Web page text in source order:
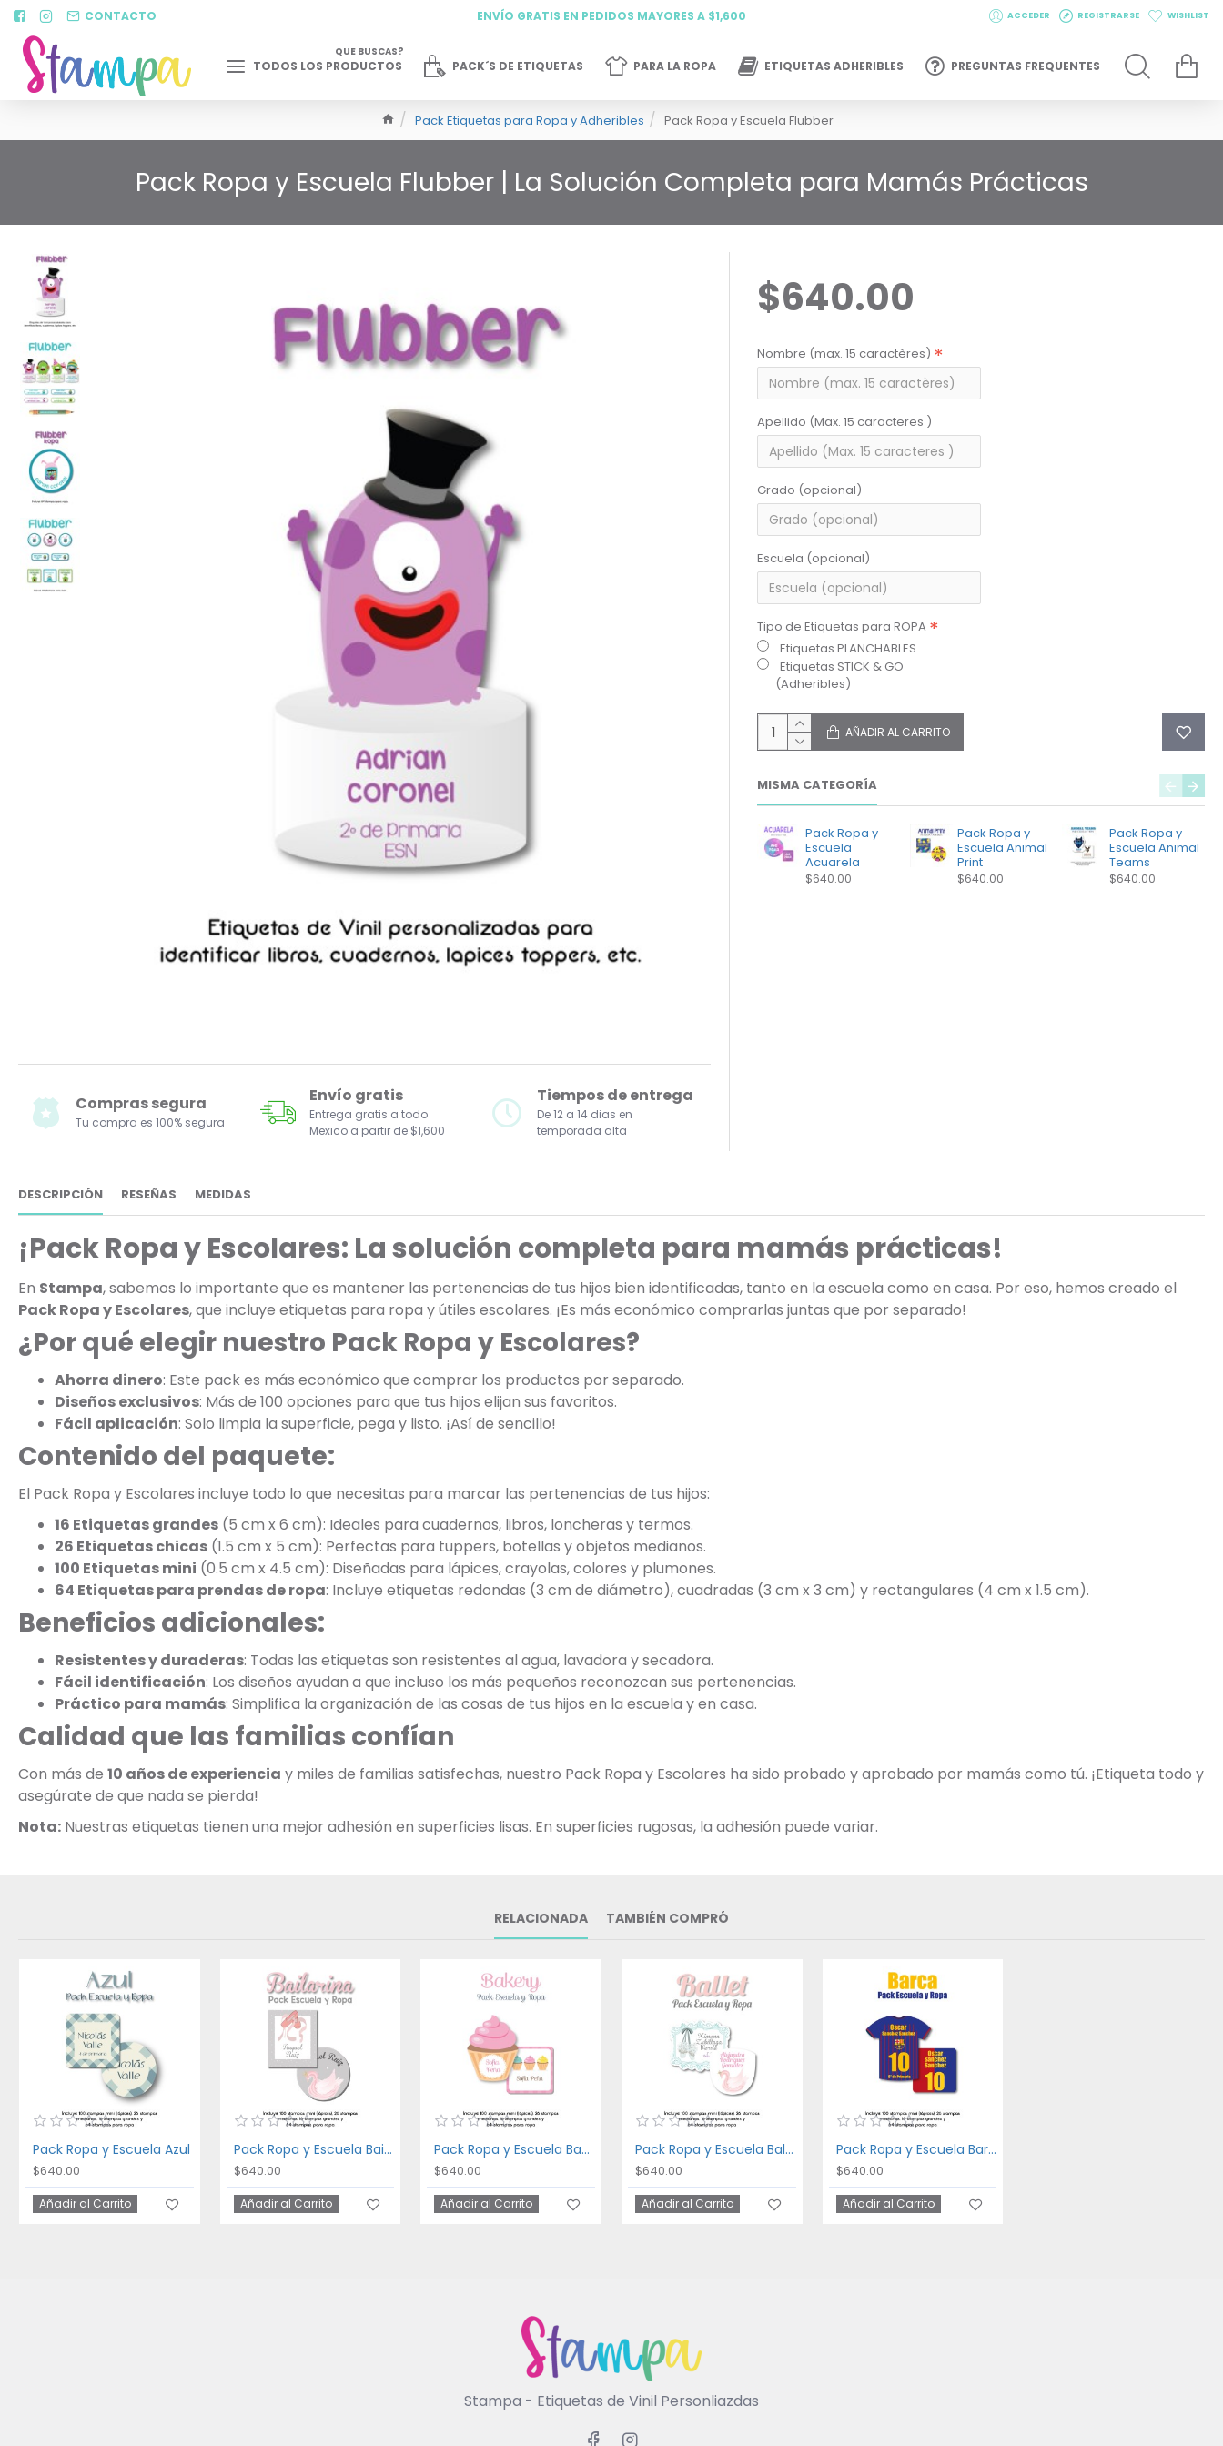
CONTACTO ENVÍO GRATIS EN PEDIDOS MAYORES A $1,600 ACCEDER REGISTRARSE WISHLIST
TODOS LOS PRODUCTOS
QUE BUSCAS?
PACK´S DE ETIQUETAS PARA LA ROPA ETIQUETAS ADHERIBLES PREGUNTAS FREQUENTES
Pack Etiquetas para Ropa y Adheribles Pack Ropa y Escuela Flubber
Pack Ropa y Escuela Flubber | La Solución Completa para Mamás Prácticas
Compras segura
Tu compra es 100% segura
Envío gratis
Entrega gratis a todo
Mexico a partir de $1,600
Tiempos de entrega
De 12 a 14 dias en
temporada alta
$640.00
Nombre (max. 15 caractères)
Apellido (Max. 15 caracteres )
Grado (opcional)
Escuela (opcional)
Tipo de Etiquetas para ROPA
Etiquetas PLANCHABLES
Etiquetas STICK & GO
(Adheribles)
AÑADIR AL CARRITO
MISMA CATEGORÍA
Pack Ropa y
Escuela
Acuarela
$640.00
Pack Ropa y
Escuela Animal
Print
$640.00
Pack Ropa y
Escuela Animal
Teams
$640.00
DESCRIPCIÓN RESEÑAS MEDIDAS
¡Pack Ropa y Escolares: La solución completa para mamás prácticas!
En Stampa, sabemos lo importante que es mantener las pertenencias de tus hijos bien identificadas, tanto en la escuela como en casa. Por eso, hemos creado el
Pack Ropa y Escolares, que incluye etiquetas para ropa y útiles escolares. ¡Es más económico comprarlas juntas que por separado!
¿Por qué elegir nuestro Pack Ropa y Escolares?
Ahorra dinero: Este pack es más económico que comprar los productos por separado.
Diseños exclusivos: Más de 100 opciones para que tus hijos elijan sus favoritos.
Fácil aplicación: Solo limpia la superficie, pega y listo. ¡Así de sencillo!
Contenido del paquete:
El Pack Ropa y Escolares incluye todo lo que necesitas para marcar las pertenencias de tus hijos:
16 Etiquetas grandes (5 cm x 6 cm): Ideales para cuadernos, libros, loncheras y termos.
26 Etiquetas chicas (1.5 cm x 5 cm): Perfectas para tuppers, botellas y objetos medianos.
100 Etiquetas mini (0.5 cm x 4.5 cm): Diseñadas para lápices, crayolas, colores y plumones.
64 Etiquetas para prendas de ropa: Incluye etiquetas redondas (3 cm de diámetro), cuadradas (3 cm x 3 cm) y rectangulares (4 cm x 1.5 cm).
Beneficios adicionales:
Resistentes y duraderas: Todas las etiquetas son resistentes al agua, lavadora y secadora.
Fácil identificación: Los diseños ayudan a que incluso los más pequeños reconozcan sus pertenencias.
Práctico para mamás: Simplifica la organización de las cosas de tus hijos en la escuela y en casa.
Calidad que las familias confían
Con más de 10 años de experiencia y miles de familias satisfechas, nuestro Pack Ropa y Escolares ha sido probado y aprobado por mamás como tú. ¡Etiqueta todo y
asegúrate de que nada se pierda!
Nota: Nuestras etiquetas tienen una mejor adhesión en superficies lisas. En superficies rugosas, la adhesión puede variar.
RELACIONADA TAMBIÉN COMPRÓ
Pack Ropa y Escuela Azul
$640.00
Añadir al Carrito
Pack Ropa y Escuela Bailarina
$640.00
Añadir al Carrito
Pack Ropa y Escuela Bakery
$640.00
Añadir al Carrito
Pack Ropa y Escuela Ballet
$640.00
Añadir al Carrito
Pack Ropa y Escuela Barca
$640.00
Añadir al Carrito
Stampa - Etiquetas de Vinil Personliazdas